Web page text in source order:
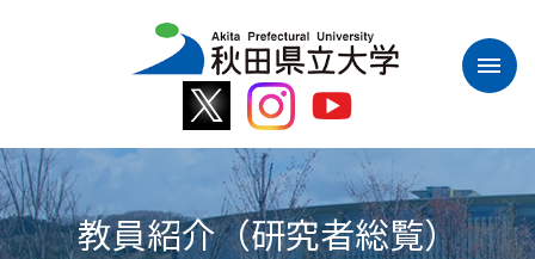
ッ
プ
教員紹介（研究者総覧）